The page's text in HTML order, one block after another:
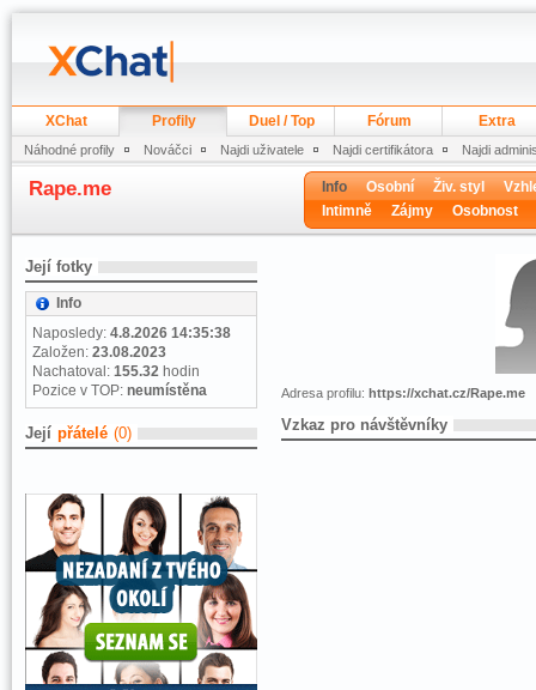
XChat Profily Duel / Top Fórum Extra
Náhodné profily Nováčci Najdi uživatele Najdi certifikátora Najdi
Rape.me Info Osobní Živ. styl
Intimně
Zájmy Osobnost
Její fotky
Info
Naposledy: 4.8.2026 14:35:38
Založen: 23.08.2023
Nachatoval: 155.32 hodin
Pozice v TOP: neumístěna
Její přátelé (0)
Adresa profilu: https://xchat.cz/Rape.me
Vzkaz pro návštěvníky